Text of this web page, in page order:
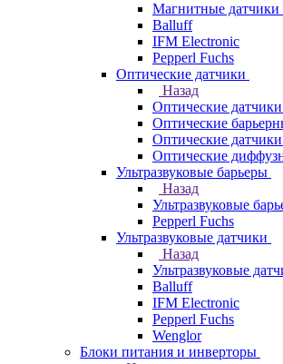
Магнитные
Balluff
IFM Electronic
Pepperl Fuchs
Оптические датчики
Назад
Оптические датчики
Оптические
Оптические
Оптические
Ультразвуковые барьеры
Назад
Ультразвуковые
Pepperl Fuchs
Ультразвуковые датчики
Назад
Ультразвуковые
Balluff
IFM Electronic
Pepperl Fuchs
Wenglor
Блоки питания и инверторы